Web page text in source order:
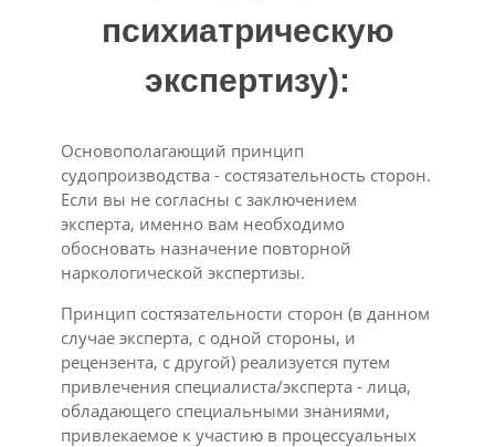
психиатрическую
экспертизу):
Основополагающий принцип
судопроизводства - состязательность сторон.
Если вы не согласны с заключением
эксперта, именно вам необходимо
обосновать назначение повторной
наркологической экспертизы.
Принцип состязательности сторон (в данном
случае эксперта, с одной стороны, и
рецензента, с другой) реализуется путем
привлечения специалиста/эксперта - лица,
обладающего специальными знаниями,
привлекаемое к участию в процессуальных